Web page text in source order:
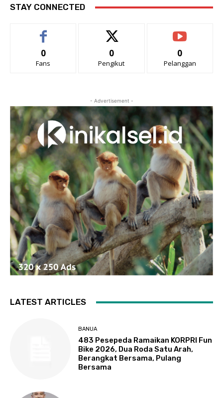
STAY CONNECTED
0
Fans
0
Pengikut
0
Pelanggan
- Advertisement -
LATEST ARTICLES
BANUA
483 Pesepeda Ramaikan KORPRI Fun
Bike 2026, Dua Roda Satu Arah,
Berangkat Bersama, Pulang
Bersama